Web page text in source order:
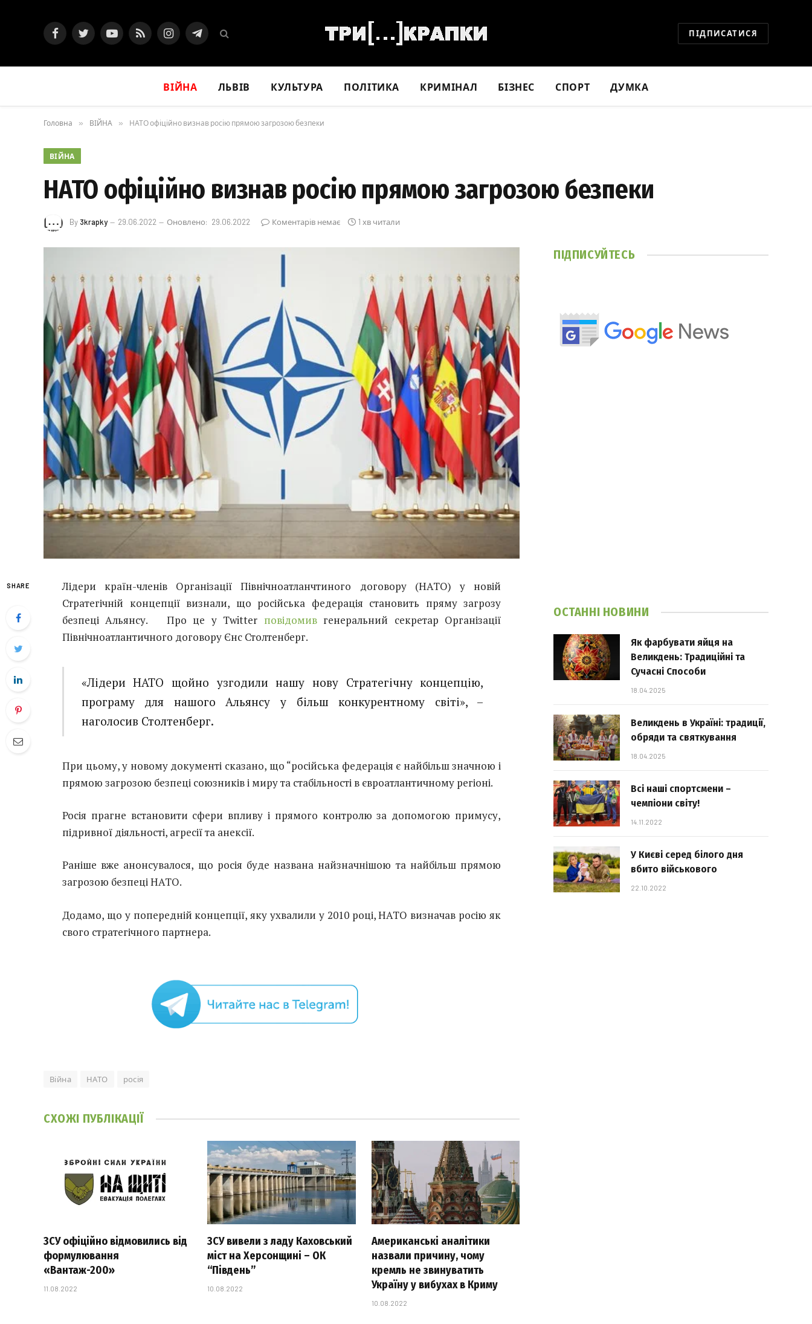
FacebookTwitterYouTubeRSS InstagramTelegram ПІДПИСАТИСЯ
ВІЙНА ЛЬВІВ КУЛЬТУРА ПОЛІТИКА КРИМІНАЛ БІЗНЕС СПОРТ ДУМКА
Головна » ВІЙНА » НАТО офіційно визнав росію прямою загрозою безпеки
ВІЙНА
НАТО офіційно визнав росію прямою загрозою безпеки
By 3krapky 29.06.2022 Оновлено: 29.06.2022 Коментарів немає 1 хв читали
SHARE
Лідери країн-членів Організації Північноатланчтиного договору (НАТО) у новій
Стратегічній концепції визнали, що російська федерація становить пряму загрозу
безпеці Альянсу. Про це у Twitter повідомивгенеральний секретар Організації
Північноатлантичного договору Єнс Столтенберг.
«Лідери НАТО щойно узгодили нашу нову Стратегічну концепцію,
програму для нашого Альянсу у більш конкурентному світі», –
наголосив Столтенберг.
При цьому, у новому документі сказано, що “російська федерація є найбільш значною і
прямою загрозою безпеці союзників і миру та стабільності в євроатлантичному регіоні.
Росія прагне встановити сфери впливу і прямого контролю за допомогою примусу,
підривної діяльності, агресії та анексії.
Раніше вже анонсувалося, що росія буде названа найзначнішою та найбільш прямою
загрозою безпеці НАТО.
Додамо, що у попередній концепції, яку ухвалили у 2010 році, НАТО визначав росію як
свого стратегічного партнера.
Війна НАТО росія
СХОЖІ ПУБЛІКАЦІЇ
ЗСУ офіційно відмовились від
формулювання
«Вантаж-200»
11.08.2022
ЗСУ вивели з ладу Каховський
міст на Херсонщині – ОК
“Південь”
10.08.2022
Американські аналітики
назвали причину, чому
кремль не звинуватить
Україну у вибухах в Криму
10.08.2022
ПІДПИСУЙТЕСЬ
ОСТАННІ НОВИНИ
Як фарбувати яйця на
Великдень: Традиційні та
Сучасні Способи
18.04.2025
Великдень в Україні: традиції,
обряди та святкування
18.04.2025
Всі наші спортсмени –
чемпіони світу!
14.11.2022
У Києві серед білого дня
вбито військового
22.10.2022